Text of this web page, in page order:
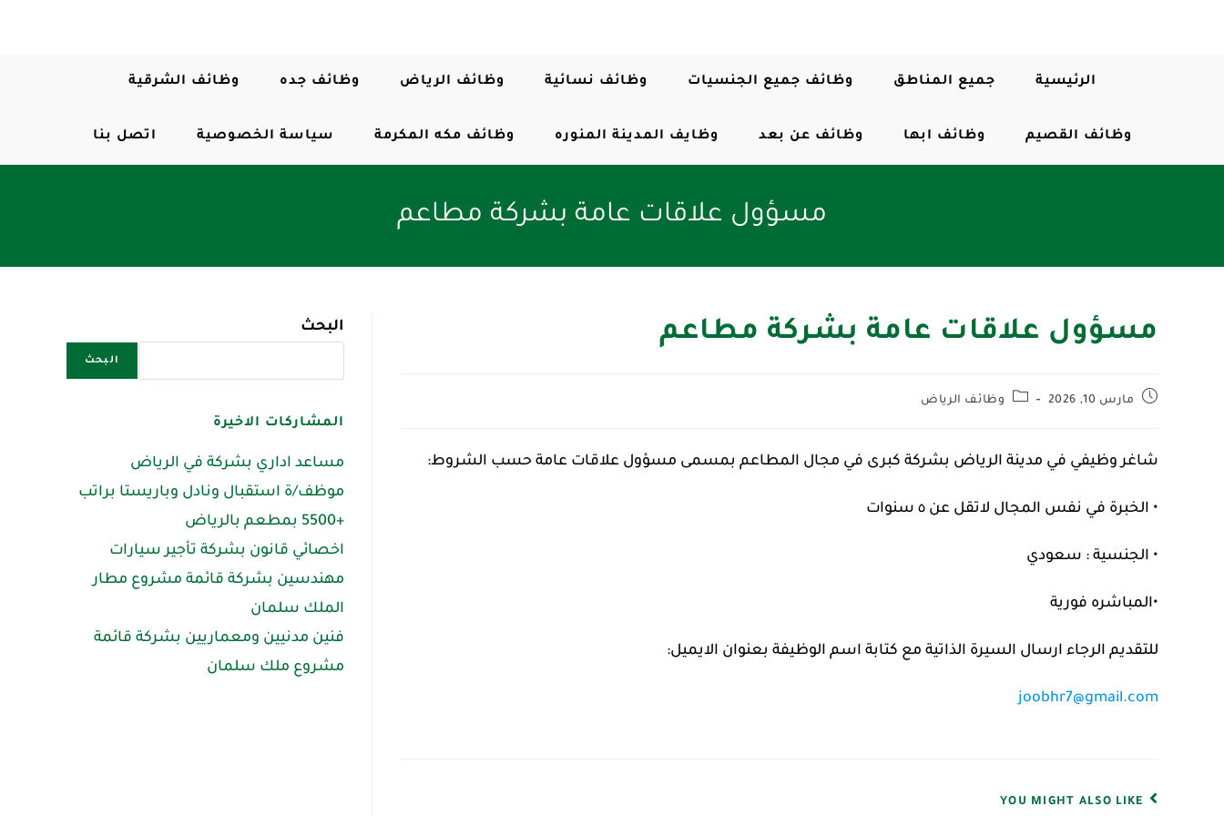
الرئيسية جميع المناطق وظائف جميع الجنسيات وظائف نسائية وظائف الرياض وظائف جده وظائف الشرقية
وظائف القصيم وظائف ابها وظائف عن بعد وظايف المدينة المنوره وظائف مكه المكرمة سياسة الخصوصية اتصل بنا
مسؤول علاقات عامة بشركة مطاعم
مسؤول علاقات عامة بشركة مطاعم
مارس 10, 2026 وظائف الرياض
شاغر وظيفي في مدينة ‎الرياض بشركة كبرى في مجال المطاعم بمسمى مسؤول علاقات عامة حسب الشروط:
• الخبرة في نفس المجال لاتقل عن ٥ سنوات
• الجنسية : سعودي
•المباشره فورية
للتقديم الرجاء ارسال السيرة الذاتية مع كتابة اسم الوظيفة بعنوان الايميل:
joobhr7@gmail.com
YOU MIGHT ALSO LIKE
البحث
البحث
المشاركات الاخيرة
مساعد اداري بشركة في الرياض
موظف/ة استقبال ونادل وباريستا براتب
+5500 بمطعم بالرياض
اخصائي قانون بشركة تأجير سيارات
مهندسين بشركة قائمة مشروع مطار
الملك سلمان
فنين مدنيين ومعماريين بشركة قائمة
مشروع ملك سلمان